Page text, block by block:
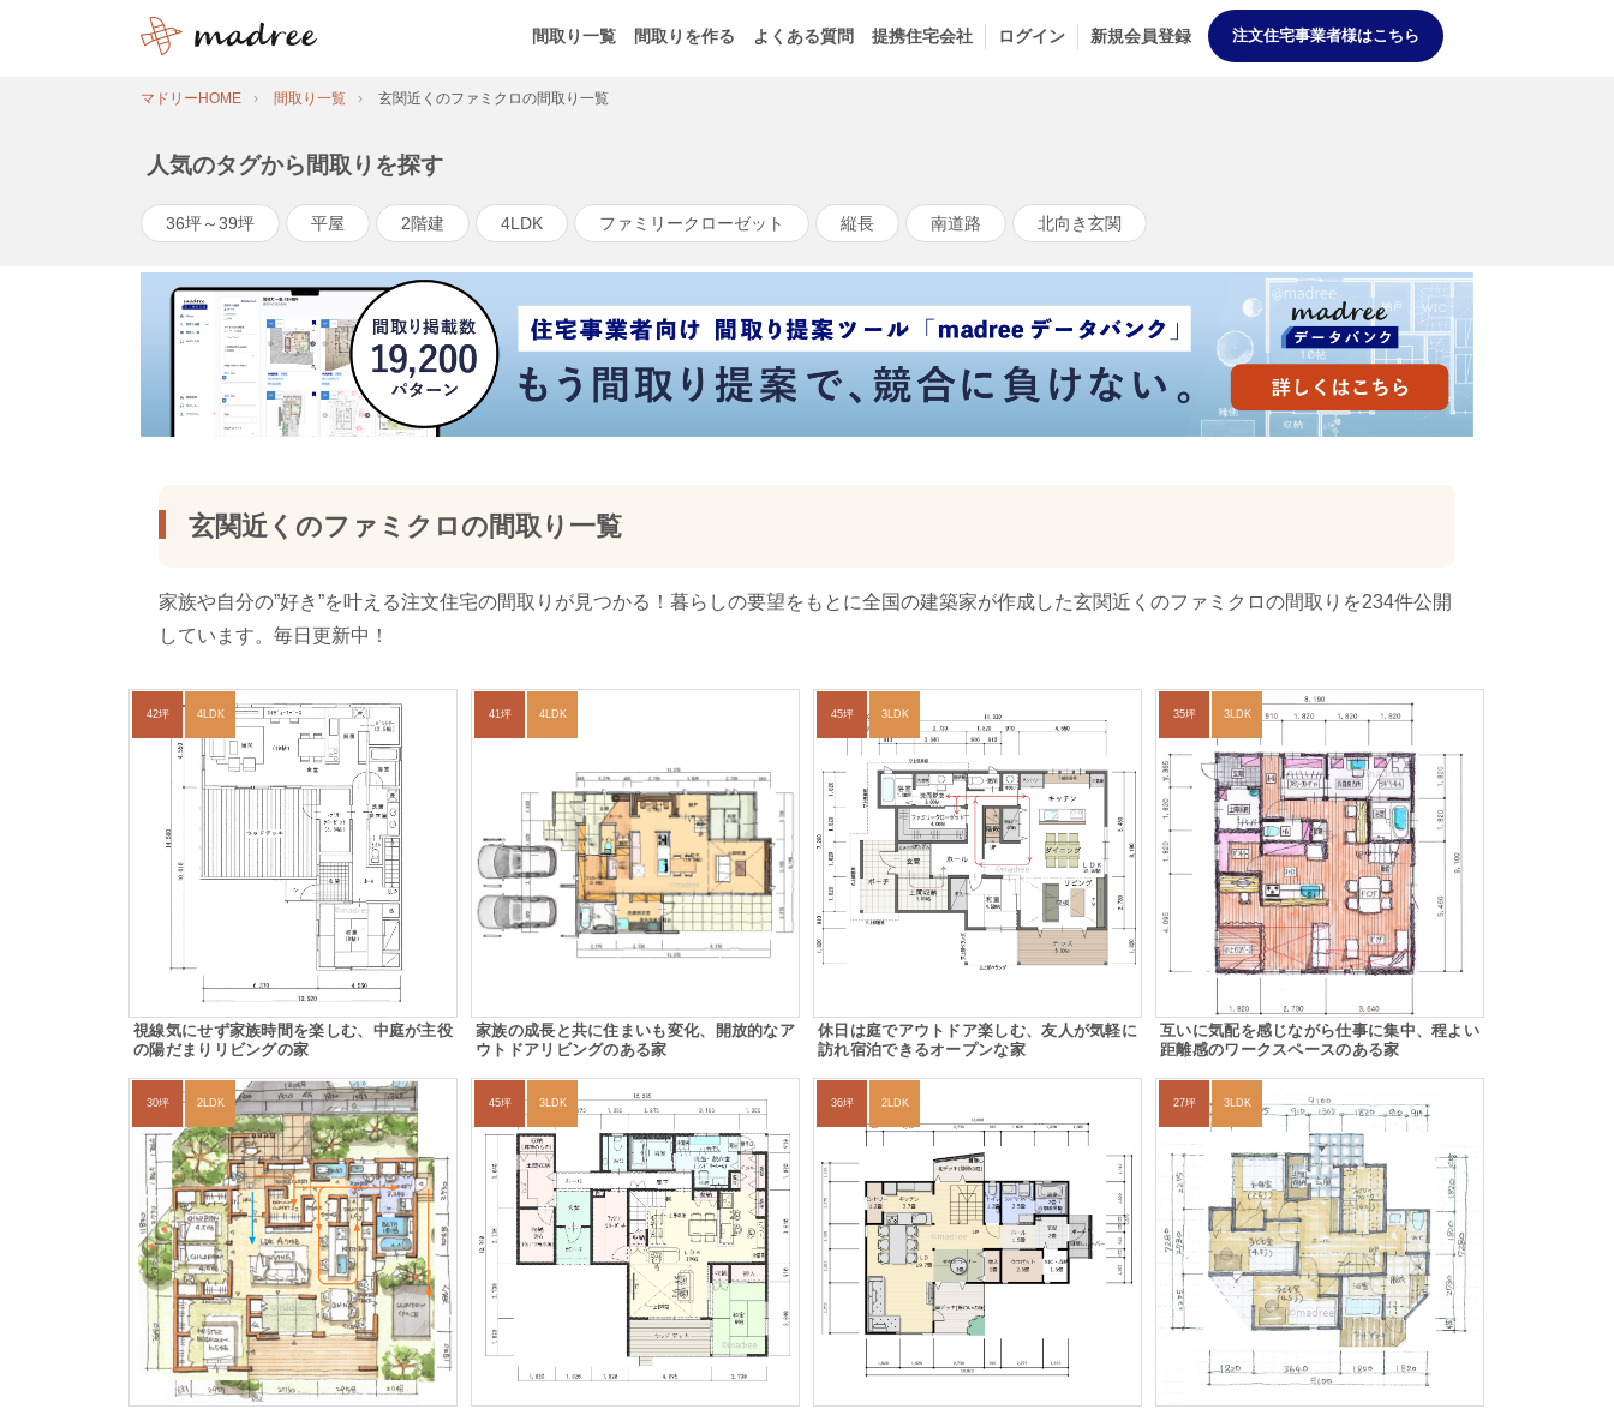
間取り一覧 間取りを作る よくある質問 提携住宅会社 ログイン 新規会員登録 注文住宅事業者様はこちら
マドリーHOME 間取り一覧 玄関近くのファミクロの間取り一覧
人気のタグから間取りを探す
36坪～39坪 平屋 2階建 4LDK ファミリークローゼット 縦長 南道路 北向き玄関
玄関近くのファミクロの間取り一覧
家族や自分の”好き”を叶える注文住宅の間取りが見つかる！暮らしの要望をもとに全国の建築家が作成した玄関近くのファミクロの間取りを234件公開
しています。毎日更新中！
42坪 4LDK
視線気にせず家族時間を楽しむ、中庭が主役
の陽だまりリビングの家
41坪 4LDK
家族の成長と共に住まいも変化、開放的なア
ウトドアリビングのある家
45坪 3LDK
休日は庭でアウトドア楽しむ、友人が気軽に
訪れ宿泊できるオープンな家
35坪 3LDK
互いに気配を感じながら仕事に集中、程よい
距離感のワークスペースのある家
30坪 2LDK 45坪 3LDK 36坪 2LDK 27坪 3LDK